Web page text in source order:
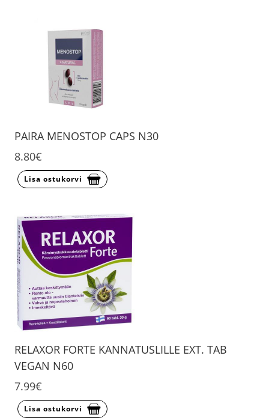
PAIRA MENOSTOP CAPS N30
8.80€
Lisa ostukorvi
RELAXOR FORTE KANNATUSLILLE EXT. TAB
VEGAN N60
7.99€
Lisa ostukorvi